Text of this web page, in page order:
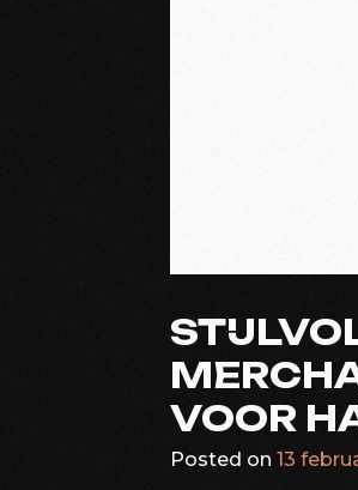
VOOR
Posted on 13